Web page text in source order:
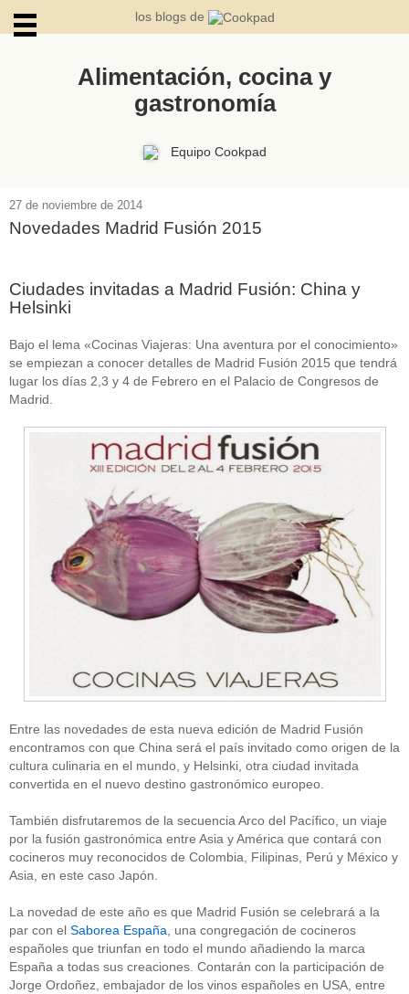
los blogs de
Alimentación, cocina y
gastronomía
Equipo Cookpad
27 de noviembre de 2014
Novedades Madrid Fusión 2015
Ciudades invitadas a Madrid Fusión: China y
Helsinki
Bajo el lema «Cocinas Viajeras: Una aventura por el conocimiento»
se empiezan a conocer detalles de Madrid Fusión 2015 que tendrá
lugar los días 2,3 y 4 de Febrero en el Palacio de Congresos de
Madrid.
Entre las novedades de esta nueva edición de Madrid Fusión
encontramos con que China será el país invitado como origen de la
cultura culinaria en el mundo, y Helsinki, otra ciudad invitada
convertida en el nuevo destino gastronómico europeo.
También disfrutaremos de la secuencia Arco del Pacífico, un viaje
por la fusión gastronómica entre Asia y América que contará con
cocineros muy reconocidos de Colombia, Filipinas, Perú y México y
Asia, en este caso Japón.
La novedad de este año es que Madrid Fusión se celebrará a la
par con el Saborea España , una congregación de cocineros
españoles que triunfan en todo el mundo añadiendo la marca
España a todas sus creaciones. Contarán con la participación de
Jorge Ordoñez, embajador de los vinos españoles en USA, entre